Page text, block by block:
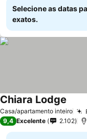
Selecione as datas
exatos.
Casa/apartamento inteiro
Chiara Lodge
9,4 Excelente 2.102